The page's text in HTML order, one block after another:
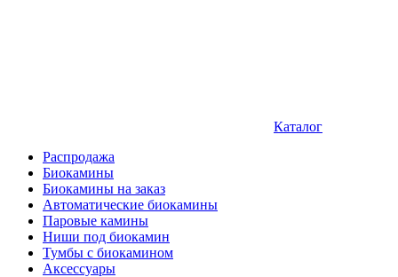
Каталог
Распродажа
Биокамины
Биокамины на заказ
Автоматические биокамины
Паровые камины
Ниши под биокамин
Тумбы с биокамином
Аксессуары